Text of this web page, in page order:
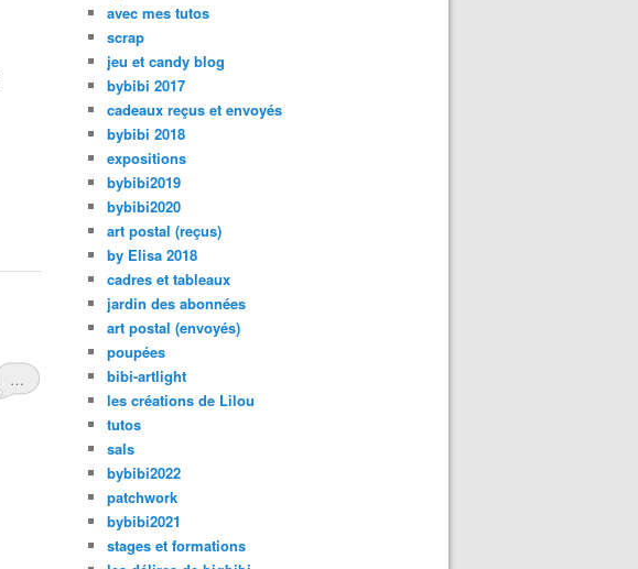
…
avec mes tutos
scrap
jeu et candy blog
bybibi 2017
cadeaux reçus et envoyés
bybibi 2018
expositions
bybibi2019
bybibi2020
art postal (reçus)
by Elisa 2018
cadres et tableaux
jardin des abonnées
art postal (envoyés)
poupées
bibi-artlight
les créations de Lilou
tutos
sals
bybibi2022
patchwork
bybibi2021
stages et formations